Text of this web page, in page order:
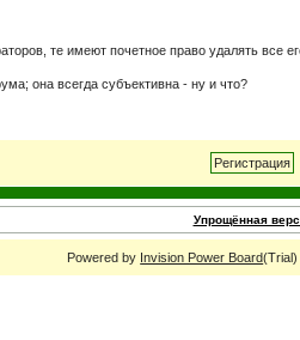
те имеют почетное право удалять все
она всегда субъективна - ну и что?
Упрощённая
Powered by Invision Power Board